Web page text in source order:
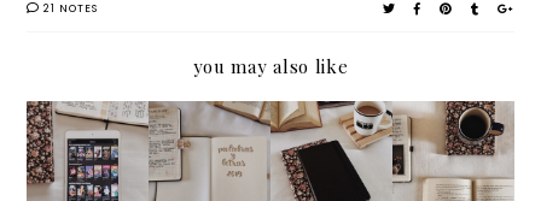
21 NOTES
you may also like
Un año
leyendo
en
6 años
de
bloguea
14
libros
Resume
n del
mes: